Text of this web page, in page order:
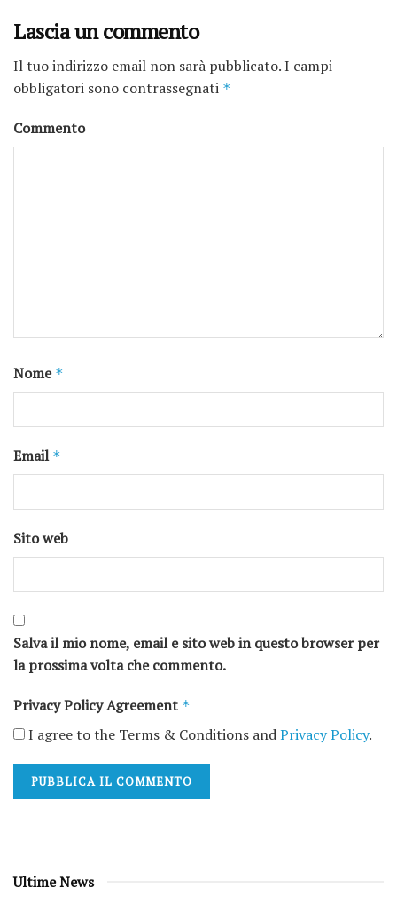
Lascia un commento
Il tuo indirizzo email non sarà pubblicato.I campi
obbligatori sono contrassegnati *
Commento
Nome *
Email *
Sito web
Salva il mio nome, email e sito web in questo browser per
la prossima volta che commento.
Privacy Policy Agreement *
I agree to the Terms & Conditions andPrivacy Policy.
Ultime News